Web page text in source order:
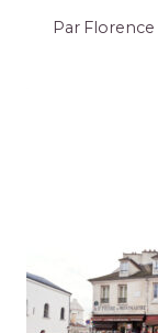
Par Florence